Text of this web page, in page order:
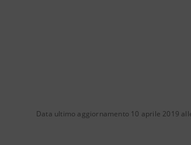
Data ultimo aggiornamento 10 aprile 2019